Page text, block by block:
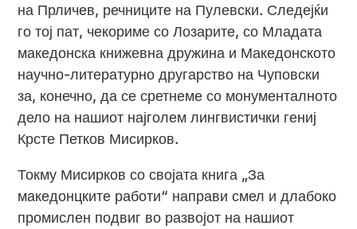
на Прличев, речниците на Пулевски. Следејќи
го тој пат, чекориме со Лозарите, со Младата
македонска книжевна дружина и Македонското
научно-литературно другарство на Чуповски
за, конечно, да се сретнеме со монументалното
дело на нашиот најголем лингвистички гениј
Крсте Петков Мисирков.
Токму Мисирков со својата книга „За
македонцките работи“ направи смел и длабоко
промислен подвиг во развојот на нашиот